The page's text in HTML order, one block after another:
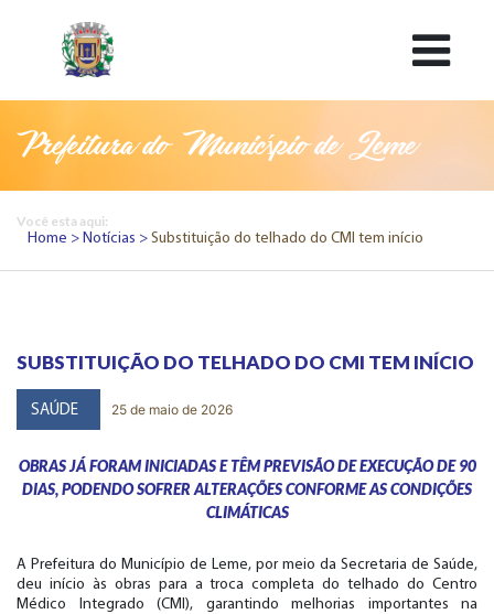
Prefeitura do Município de Leme
Você esta aqui:
Home
Notícias Substituição do telhado do CMI tem início
SUBSTITUIÇÃO DO TELHADO DO CMI TEM INÍCIO
SAÚDE 25 de maio de 2026
OBRAS JÁ FORAM INICIADAS E TÊM PREVISÃO DE EXECUÇÃO DE 90
DIAS, PODENDO SOFRER ALTERAÇÕES CONFORME AS CONDIÇÕES
CLIMÁTICAS
A Prefeitura do Município de Leme, por meio da Secretaria de Saúde,
deu início às obras para a troca completa do telhado do Centro
Médico Integrado (CMI), garantindo melhorias importantes na